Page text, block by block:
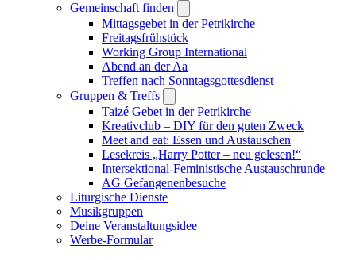
Gemeinschaft finden
Mittagsgebet in der Petrikirche
Freitagsfrühstück
Working Group International
Abend an der Aa
Treffen nach Sonntagsgottesdienst
Gruppen & Treffs
Taizé Gebet in der Petrikirche
Kreativclub – DIY für den guten Zweck
Meet and eat: Essen und Austauschen
Lesekreis „Harry Potter – neu gelesen!“
Intersektional-Feministische Austauschrunde
AG Gefangenenbesuche
Liturgische Dienste
Musikgruppen
Deine Veranstaltungsidee
Werbe-Formular